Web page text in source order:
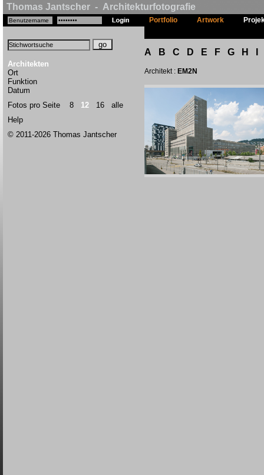
Thomas Jantscher - Architekturfotografie
Architekten
Ort
Funktion
Datum
Fotos pro Seite 8 12 16
alle
Help
© 2011-2026 Thomas Jantscher
Portfolio Artwork
A B C D E F G H
Architekt : EM2N